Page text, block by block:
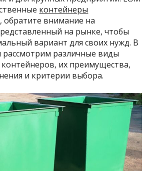
контейнеры
, обратите внимание на
на рынке, чтобы
вариант для своих нужд. В
рассмотрим различные виды
контейнеров, их преимущества,
и критерии выбора.